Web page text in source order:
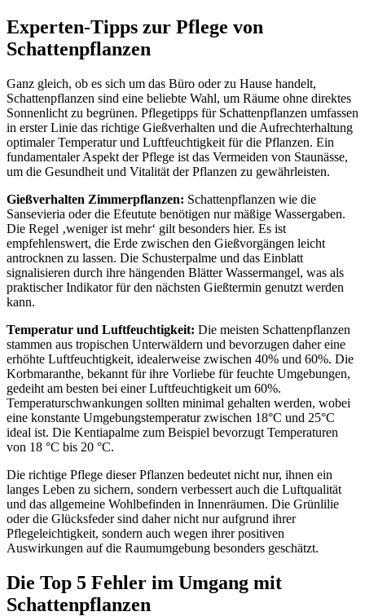
Experten-Tipps zur Pflege von
Schattenpflanzen
Ganz gleich, ob es sich um das Büro oder zu Hause handelt,
Schattenpflanzen sind eine beliebte Wahl, um Räume ohne direktes
Sonnenlicht zu begrünen. Pflegetipps für Schattenpflanzen umfassen
in erster Linie das richtige Gießverhalten und die Aufrechterhaltung
optimaler Temperatur und Luftfeuchtigkeit für die Pflanzen. Ein
fundamentaler Aspekt der Pflege ist das Vermeiden von Staunässe,
um die Gesundheit und Vitalität der Pflanzen zu gewährleisten.
Gießverhalten Zimmerpflanzen: Schattenpflanzen wie die
Sansevieria oder die Efeutute benötigen nur mäßige Wassergaben.
Die Regel ‚weniger ist mehr‘ gilt besonders hier. Es ist
empfehlenswert, die Erde zwischen den Gießvorgängen leicht
antrocknen zu lassen. Die Schusterpalme und das Einblatt
signalisieren durch ihre hängenden Blätter Wassermangel, was als
praktischer Indikator für den nächsten Gießtermin genutzt werden
kann.
Temperatur und Luftfeuchtigkeit: Die meisten Schattenpflanzen
stammen aus tropischen Unterwäldern und bevorzugen daher eine
erhöhte Luftfeuchtigkeit, idealerweise zwischen 40% und 60%. Die
Korbmaranthe, bekannt für ihre Vorliebe für feuchte Umgebungen,
gedeiht am besten bei einer Luftfeuchtigkeit um 60%.
Temperaturschwankungen sollten minimal gehalten werden, wobei
eine konstante Umgebungstemperatur zwischen 18°C und 25°C
ideal ist. Die Kentiapalme zum Beispiel bevorzugt Temperaturen
von 18 °C bis 20 °C.
Die richtige Pflege dieser Pflanzen bedeutet nicht nur, ihnen ein
langes Leben zu sichern, sondern verbessert auch die Luftqualität
und das allgemeine Wohlbefinden in Innenräumen. Die Grünlilie
oder die Glücksfeder sind daher nicht nur aufgrund ihrer
Pflegeleichtigkeit, sondern auch wegen ihrer positiven
Auswirkungen auf die Raumumgebung besonders geschätzt.
Die Top 5 Fehler im Umgang mit
Schattenpflanzen